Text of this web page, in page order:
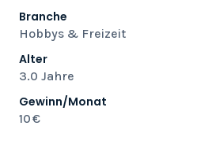
Branche
Hobbys & Freizeit
Alter
3.0 Jahre
Gewinn/Monat
10 €